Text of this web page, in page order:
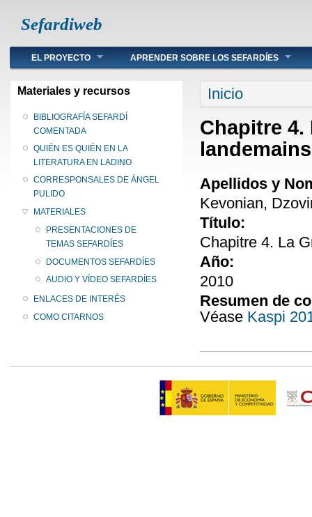
Sefardiweb
Main menu
EL PROYECTO APRENDER SOBRE LOS SEFARDÍES
Materiales y recursos
BIBLIOGRAFÍA SEFARDÍ
COMENTADA
QUIÉN ES QUIÉN EN LA
LITERATURA EN LADINO
CORRESPONSALES DE ÁNGEL
PULIDO
MATERIALES
PRESENTACIONES DE
TEMAS SEFARDÍES
DOCUMENTOS SEFARDÍES
AUDIO Y VÍDEO SEFARDÍES
ENLACES DE INTERÉS
COMO CITARNOS
Se encuentra
Inicio
Chapitre 4.
landemains
Apellidos y
Kevonian,
Título:
Chapitre 4. La
Año:
2010
Resumen de
Véase Kaspi